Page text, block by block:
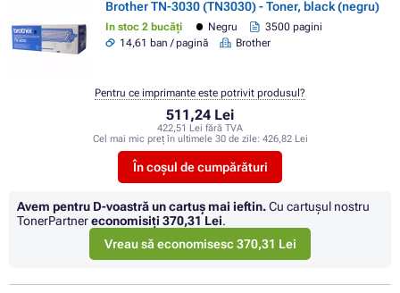
Brother TN-3030 (TN3030) - Toner, black (negru)
In stoc 2 bucăți Negru
3500 pagini
14,61 ban / pagină
Brother
511,24 Lei
422,51 Lei fără TVA
Cel mai mic preț în ultimele 30 de zile: 426,82 Lei
În coșul de cumpărături
Pentru ce imprimante este potrivit produsul?
Avem pentru D-voastră un cartuș mai ieftin.Cu cartuşul nostru
TonerPartnereconomisiţi 370,31 Lei.
Vreau să economisesc 370,31 Lei